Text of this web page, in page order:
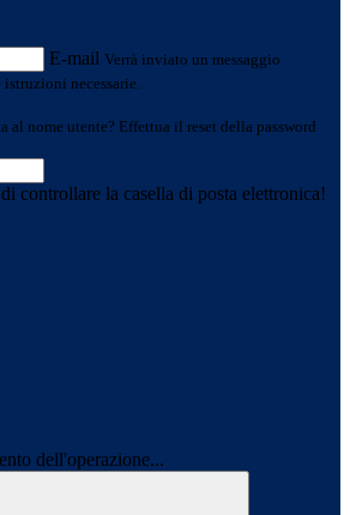
E-mail Verrà inviato un messaggio
necessarie.
al nome utente? Effettua il reset della password
controllare la casella di posta elettronica!
dell'operazione...